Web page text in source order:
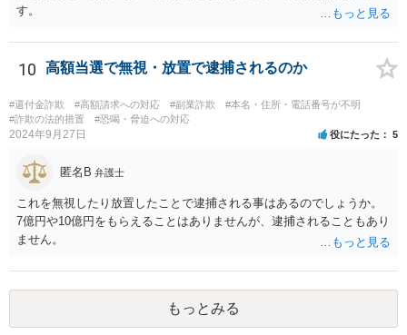
す。
10 高額当選で無視・放置で逮捕されるのか
#還付金詐欺 #高額請求への対応 #副業詐欺
#本名・住所・電話番号が不明
#詐欺の法的措置
#恐喝・脅迫への対応
2024年9月27日 役にたった 5
匿名B 弁護士
これを無視したり放置したことで逮捕される事はあるのでしょうか。
7億円や10億円をもらえることはありませんが、逮捕されることもあり
ません。
もっとみる